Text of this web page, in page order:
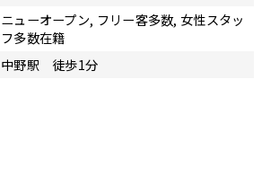
ニューオープン, フリー客多数, 女性スタッ
フ多数在籍
中野駅 徒歩1分